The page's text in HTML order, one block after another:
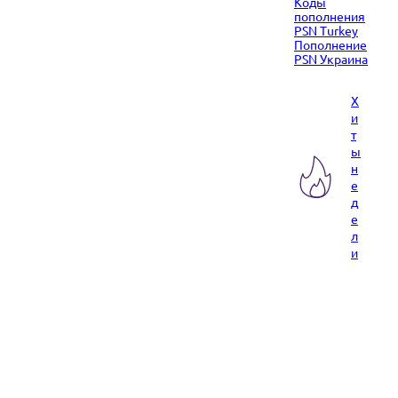
пополнения
PSN Turkey
Пополнение
PSN Украина
Х
и
т
ы
н
е
д
е
л
и